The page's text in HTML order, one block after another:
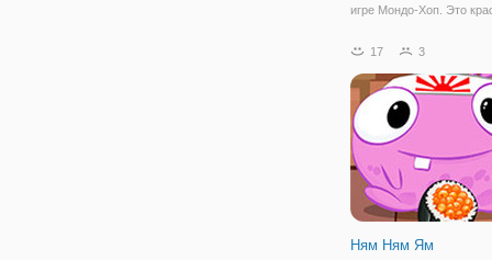
игре Мондо-Хоп. Это
управляете оранжевым
и его цель - добраться
17 3
Ням Ням Ям